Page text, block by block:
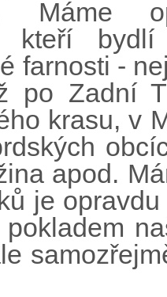
Máme
kteří
farnosti -
po Zadní
krasu, v
apod.
je